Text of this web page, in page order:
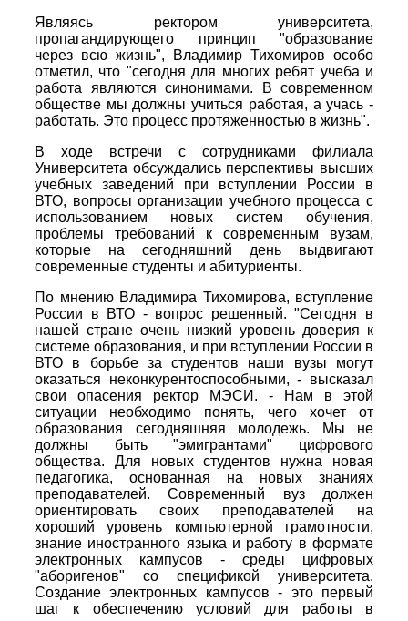
Являясь ректором университета,
пропагандирующего принцип "образование
через всю жизнь", Владимир Тихомиров особо
отметил, что "сегодня для многих ребят учеба и
работа являются синонимами. В современном
обществе мы должны учиться работая, а учась -
работать. Это процесс протяженностью в жизнь".
В ходе встречи с сотрудниками филиала
Университета обсуждались перспективы высших
учебных заведений при вступлении России в
ВТО, вопросы организации учебного процесса с
использованием новых систем обучения,
проблемы требований к современным вузам,
которые на сегодняшний день выдвигают
современные студенты и абитуриенты.
По мнению Владимира Тихомирова, вступление
России в ВТО - вопрос решенный. "Сегодня в
нашей стране очень низкий уровень доверия к
системе образования, и при вступлении России в
ВТО в борьбе за студентов наши вузы могут
оказаться неконкурентоспособными, - высказал
свои опасения ректор МЭСИ. - Нам в этой
ситуации необходимо понять, чего хочет от
образования сегодняшняя молодежь. Мы не
должны быть "эмигрантами" цифрового
общества. Для новых студентов нужна новая
педагогика, основанная на новых знаниях
преподавателей. Современный вуз должен
ориентировать своих преподавателей на
хороший уровень компьютерной грамотности,
знание иностранного языка и работу в формате
электронных кампусов - среды цифровых
"аборигенов" со спецификой университета.
Создание электронных кампусов - это первый
шаг к обеспечению условий для работы в